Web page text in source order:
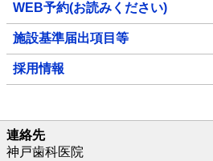
WEB予約(お読みください)
施設基準届出項目等
採用情報
連絡先
神戸歯科医院